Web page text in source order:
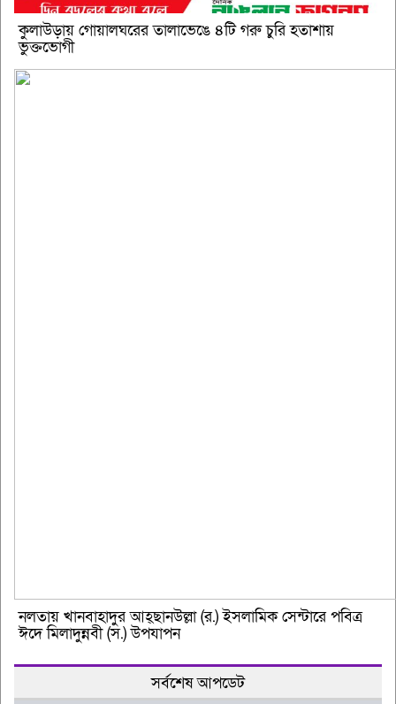
কুলাউড়ায় গোয়ালঘরের তালাভেঙে ৪টি গরু চুরি হতাশায়
ভুক্তভোগী
নলতায় খানবাহাদুর আহ্ছানউল্লা (র.) ইসলামিক সেন্টারে পবিত্র
ঈদে মিলাদুন্নবী (স.) উপযাপন
সর্বশেষ আপডেট